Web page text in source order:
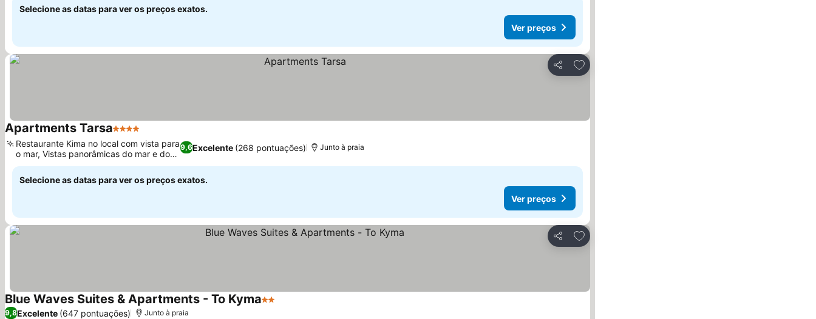
Selecione as datas para ver os preços exatos.
Ver preços
Partilhar
Adicionar aos favoritos
Apartments Tarsa4 Estrelas
9,6Excelente (268 pontuações)
Restaurante Kima no local com vista para
o mar, Vistas panorâmicas do mar e do
campo
Junto à praia
Selecione as datas para ver os preços exatos.
Ver preços
Partilhar
Adicionar aos favoritos
Blue Waves Suites & Apartments - To Kyma2 Estrelas
9,8Excelente (647 pontuações) Junto à praia